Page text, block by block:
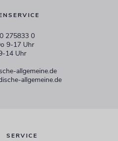
275833 0
9-17 Uhr
14 Uhr
allgemeine.de
allgemeine.de
SERVICE